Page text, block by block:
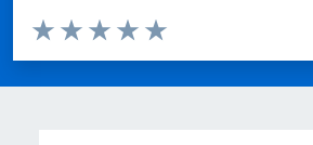
Domanda
Valuta da 1 a 5 stelle la pagina
Valuta 5 stelle su 5
Valuta 4 stelle su 5
Valuta 3 stelle su 5
Valuta 2 stelle su 5
Valuta 1 stelle su 5